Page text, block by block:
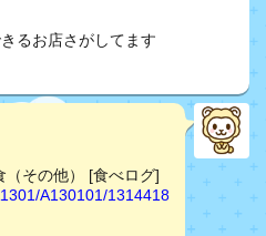
るお店さがしてます
その他） [食べログ]
A130101/1314418